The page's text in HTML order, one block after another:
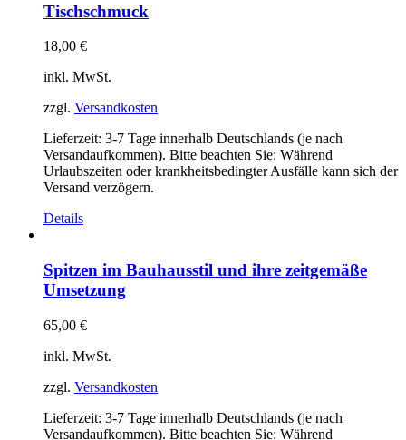
Tischschmuck
18,00 €
inkl. MwSt.
zzgl. Versandkosten
Lieferzeit: 3-7 Tage innerhalb Deutschlands (je nach
Versandaufkommen). Bitte beachten Sie: Während
Urlaubszeiten oder krankheitsbedingter Ausfälle kann sich der
Versand verzögern.
Details
Spitzen im Bauhausstil und ihre zeitgemäße
Umsetzung
65,00 €
inkl. MwSt.
zzgl. Versandkosten
Lieferzeit: 3-7 Tage innerhalb Deutschlands (je nach
Versandaufkommen). Bitte beachten Sie: Während